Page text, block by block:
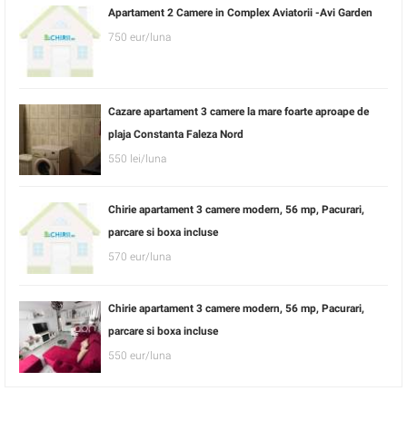
Apartament 2 Camere in Complex Aviatorii -Avi Garden
750 eur/luna
Cazare apartament 3 camere la mare foarte aproape de
plaja Constanta Faleza Nord
550 lei/luna
Chirie apartament 3 camere modern, 56 mp, Pacurari,
parcare si boxa incluse
570 eur/luna
Chirie apartament 3 camere modern, 56 mp, Pacurari,
parcare si boxa incluse
550 eur/luna